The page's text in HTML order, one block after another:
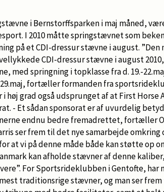
i Bernstorffsparken i maj måned,
I 2010 måtte springstævnet som
på et CDI-dressur stævne i august.
CDI-dressur stævne i august
med springning i topklasse fra d. 19.-
fortæller formanden fra
grad også udsprunget af at First Horse
- Et sådan sponsorat er af uvurdelig
endnu bedre fremadrettet, fortæller
ser frem til det nye samarbejde
at vi på denne måde både kan støtte op
kan afholde stævner af denne
For Sportsrideklubben i Gentofte, har
traditionsrige stævner, og man ser